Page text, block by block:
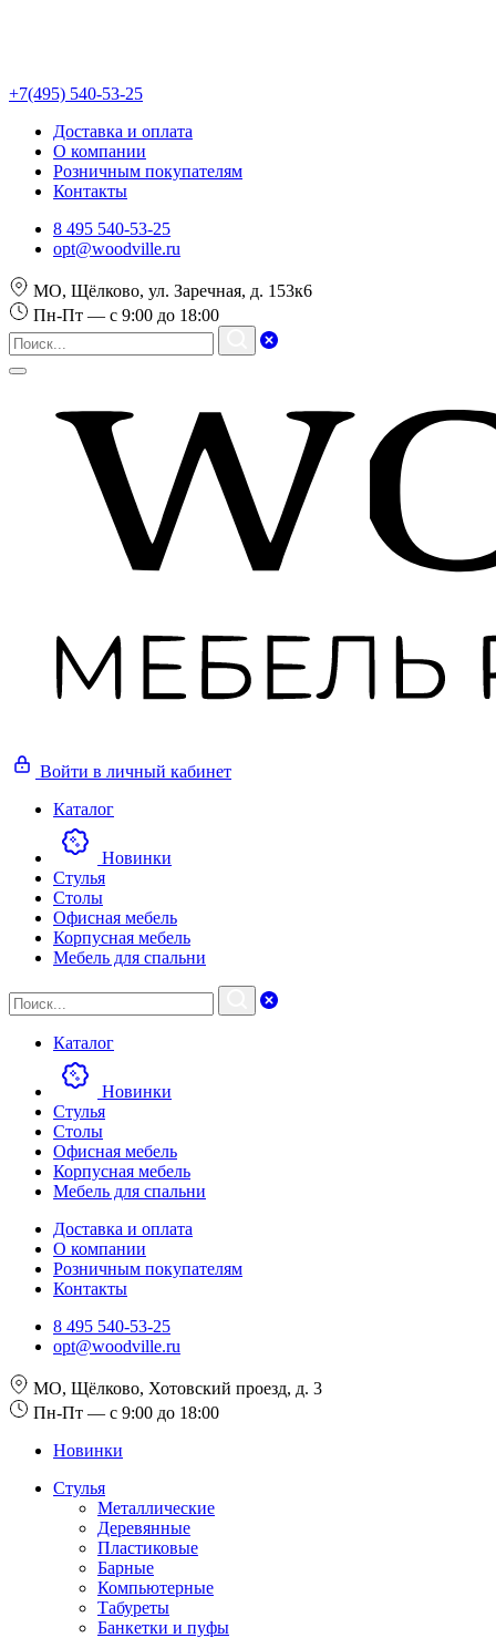
+7(495) 540-53-25
Доставка и оплата
О компании
Розничным покупателям
Контакты
8 495 540-53-25
opt@woodville.ru
МО, Щёлково, ул. Заречная, д. 153к6
Пн-Пт — с 9:00 до 18:00
Войти в личный кабинет
Каталог
Новинки
Стулья
Столы
Офисная мебель
Корпусная мебель
Мебель для спальни
Каталог
Новинки
Стулья
Столы
Офисная мебель
Корпусная мебель
Мебель для спальни
Доставка и оплата
О компании
Розничным покупателям
Контакты
8 495 540-53-25
opt@woodville.ru
МО, Щёлково, Хотовский проезд, д. 3
Пн-Пт — с 9:00 до 18:00
Новинки
Стулья
Металлические
Деревянные
Пластиковые
Барные
Компьютерные
Табуреты
Банкетки и пуфы